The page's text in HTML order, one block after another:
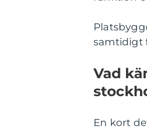
samtidigt
Vad
En kort